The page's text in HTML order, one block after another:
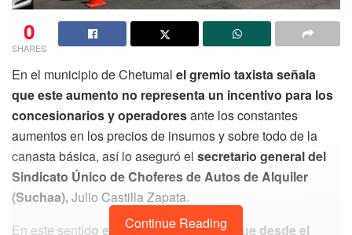
0
SHARES
En el municipio de Chetumal el gremio taxista señala
que este aumento no representa un incentivo para los
concesionarios y operadoresante los constantes
aumentos en los precios de insumos y sobre todo de la
canasta básica, así lo aseguró el secretario general del
Sindicato Único de Choferes de Autos de Alquiler
(Suchaa),Julio Castilla Zapata.
En este sentido el líder taxista explicó que desde el
Continue Reading